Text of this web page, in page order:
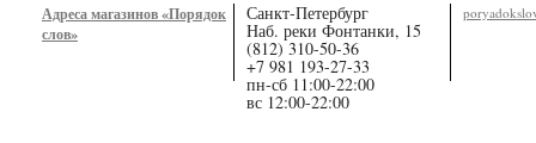
Адреса магазинов «Порядок
слов»
Санкт-Петербург
Наб. реки Фонтанки, 15
(812) 310-50-36
+7 981 193-27-33
пн-сб 11:00-22:00
вс 12:00-22:00